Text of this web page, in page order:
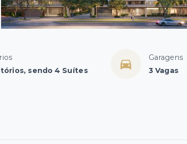
sendo 4 Suítes
Garagens
3 Vagas